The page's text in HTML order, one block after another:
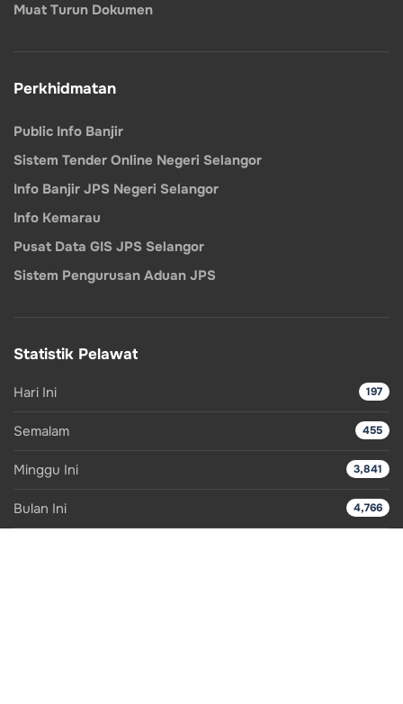
Muat Turun Dokumen
Perkhidmatan
Public Info Banjir
Sistem Tender Online Negeri Selangor
Info Banjir JPS Negeri Selangor
Info Kemarau
Pusat Data GIS JPS Selangor
Sistem Pengurusan Aduan JPS
Statistik Pelawat
Hari Ini 197
Semalam 455
Minggu Ini 3,841
Bulan Ini 4,766